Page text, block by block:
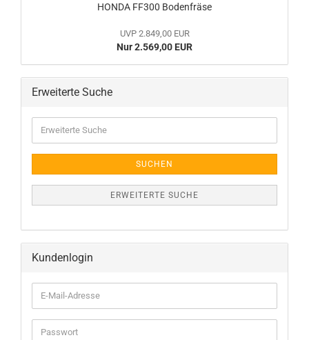
HONDA FF300 Bo­den­frä­se
UVP 2.849,00 EUR
Nur 2.569,00 EUR
Erweiterte Suche
Suche
SUCHEN
ERWEITERTE SUCHE
Kundenlogin
E-
Mail-
Adresse
Passwort